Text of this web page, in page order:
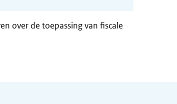
over de toepassing van fiscale